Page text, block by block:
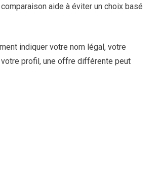
aide à éviter un choix basé
indiquer votre nom légal, votre
profil, une offre différente peut